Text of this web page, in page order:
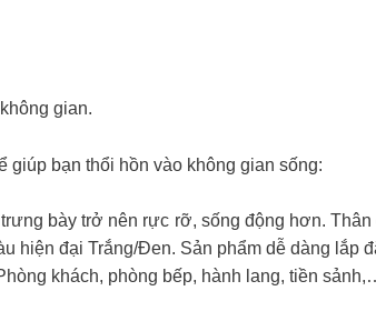
gian.
bạn thổi hồn vào không gian sống:
bày trở nên rực rỡ, sống động hơn. Thân
hiện đại Trắng/Đen. Sản phẩm dễ dàng lắp
khách, phòng bếp, hành lang, tiền